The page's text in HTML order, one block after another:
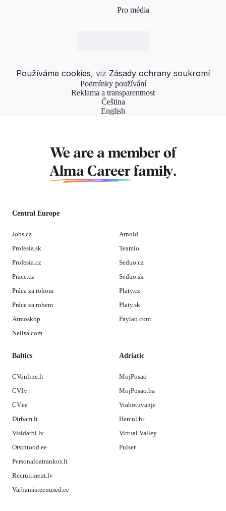
Pro média
Používáme cookies, viz Zásady ochrany soukromí
Podmínky používání
Reklama a transparentnost
Čeština
English
We are a member of
Alma Career family.
Central Europe
Jobs.cz
Profesia.sk
Profesia.cz
Prace.cz
Práca za rohom
Práce za rohem
Atmoskop
Nelisa.com
Arnold
Teamio
Seduo.cz
Seduo.sk
Platy.cz
Platy.sk
Paylab.com
Baltics
CVonline.lt
CV.lv
CV.ee
Dirbam.lt
Visidarbi.lv
Otsintood.ee
Personaloatrankos.lt
Recruitment.lv
Varbamisteenused.ee
Adriatic
MojPosao
MojPosao.ba
Vrabotuvanje
Hercul.hr
Virtual Valley
Pulser